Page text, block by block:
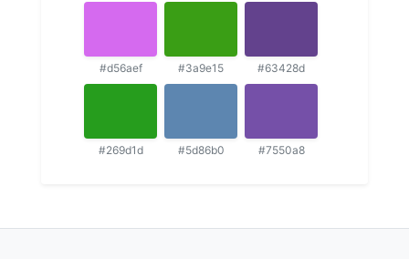
#d56aef #3a9e15 #63428d
#269d1d #5d86b0 #7550a8